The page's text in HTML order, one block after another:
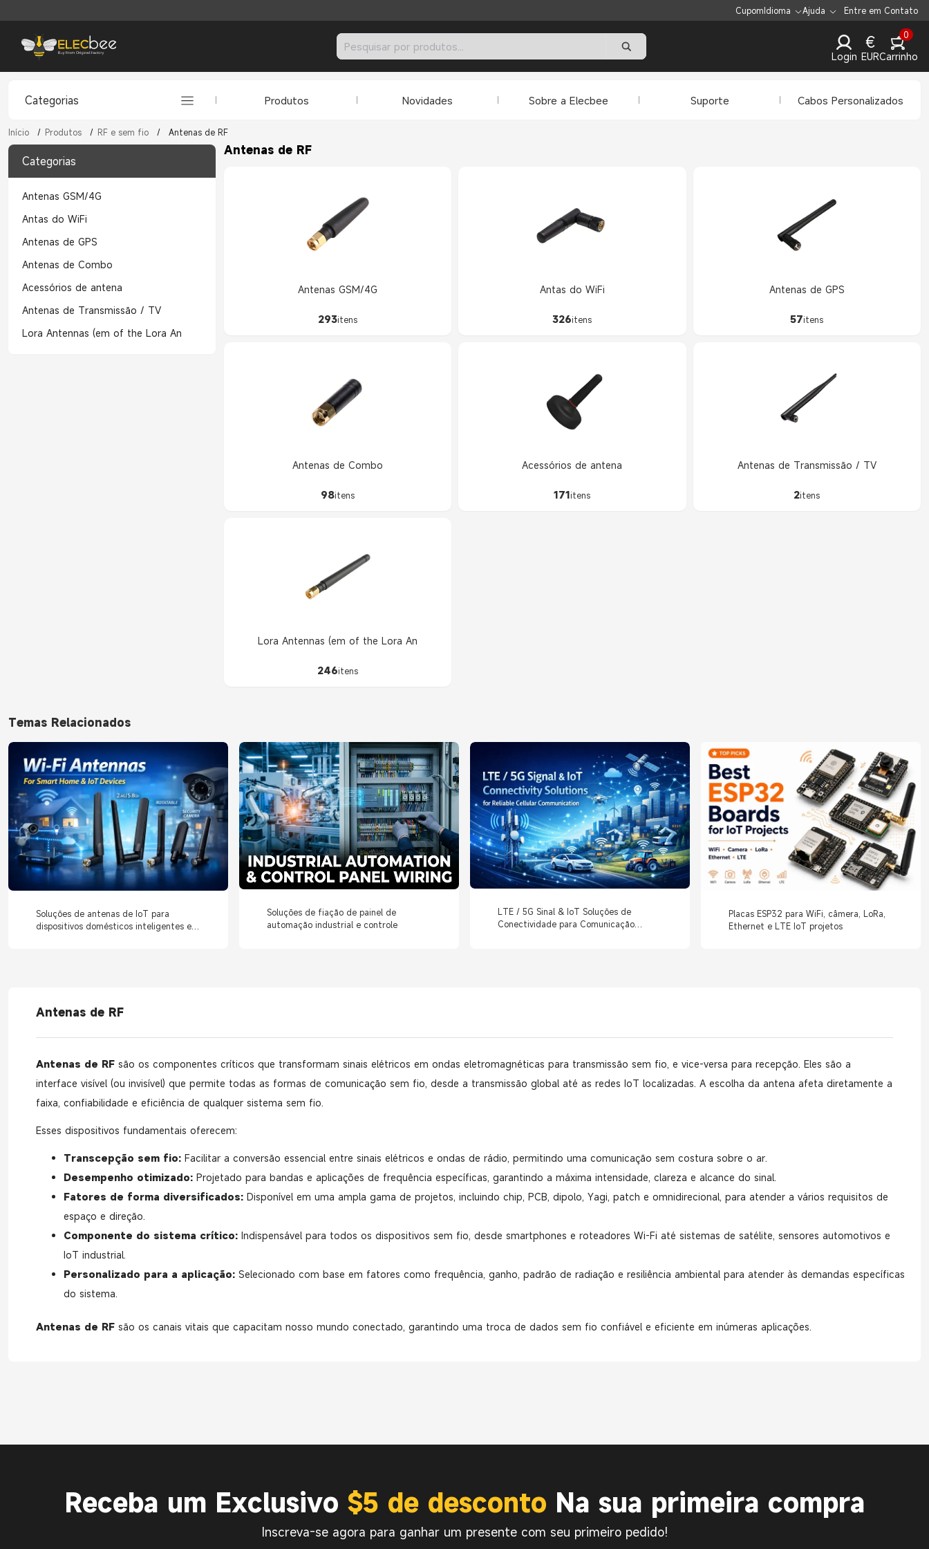
CupomIdioma Ajuda Entre em Contato
Login
€
EUR
0
Carrinho
Categorias Produtos Novidades Sobre a Elecbee Suporte Cabos Personalizados
Início / Produtos / RF e sem fio / Antenas de RF
Categorias
Antenas GSM/4G
Antas do WiFi
Antenas de GPS
Antenas de Combo
Acessórios de antena
Antenas de Transmissão / TV
Lora Antennas (em of the Lora An
Antenas de RF
Antenas GSM/4G
293itens
Antas do WiFi
326itens
Antenas de GPS
57itens
Antenas de Combo
98itens
Acessórios de antena
171itens
Antenas de Transmissão / TV
2itens
Lora Antennas (em of the Lora An
246itens
Temas Relacionados
Soluções de antenas de IoT para
dispositivos domésticos inteligentes e
Soluções de fiação de painel de
automação industrial e controle
LTE / 5G Sinal & IoT Soluções de
Conectividade para Comunicação
Placas ESP32 para WiFi, câmera, LoRa,
Ethernet e LTE IoT projetos
Antenas de RF
Antenas de RF são os componentes críticos que transformam sinais elétricos em ondas eletromagnéticas para transmissão sem fio, e vice-versa para recepção. Eles são a
interface visível (ou invisível) que permite todas as formas de comunicação sem fio, desde a transmissão global até as redes IoT localizadas. A escolha da antena afeta diretamente a
faixa, confiabilidade e eficiência de qualquer sistema sem fio.
Esses dispositivos fundamentais oferecem:
Transcepção sem fio: Facilitar a conversão essencial entre sinais elétricos e ondas de rádio, permitindo uma comunicação sem costura sobre o ar.
Desempenho otimizado: Projetado para bandas e aplicações de frequência específicas, garantindo a máxima intensidade, clareza e alcance do sinal.
Fatores de forma diversificados: Disponível em uma ampla gama de projetos, incluindo chip, PCB, dipolo, Yagi, patch e omnidirecional, para atender a vários requisitos de
espaço e direção.
Componente do sistema crítico: Indispensável para todos os dispositivos sem fio, desde smartphones e roteadores Wi-Fi até sistemas de satélite, sensores automotivos e
IoT industrial.
Personalizado para a aplicação: Selecionado com base em fatores como frequência, ganho, padrão de radiação e resiliência ambiental para atender às demandas específicas
do sistema.
Antenas de RF são os canais vitais que capacitam nosso mundo conectado, garantindo uma troca de dados sem fio confiável e eficiente em inúmeras aplicações.
Receba um Exclusivo $5 de desconto Na sua primeira compra
Inscreva-se agora para ganhar um presente com seu primeiro pedido!